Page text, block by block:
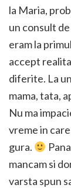
la Maria,
un consult
eram la
accept
diferite. La
mama, tata,
Nu ma
vreme in
gura.
mancam si
varsta spun